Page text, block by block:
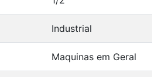
Industrial
Maquinas em Geral